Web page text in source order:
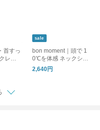
首すっ
レス
sale
bon moment｜頭で 1
0℃を体感 ネックシェ
ードハット 帽子 / TE
N°マイナステン
2,640円